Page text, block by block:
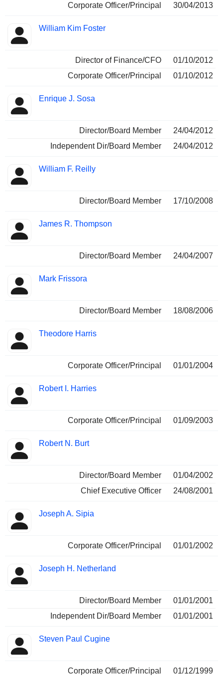
Corporate Officer/Principal 30/04/2013
William Kim Foster
Director of Finance/CFO
01/10/2012
Corporate Officer/Principal
01/10/2012
Enrique J. Sosa
Director/Board Member
24/04/2012
Independent Dir/Board Member
24/04/2012
William F. Reilly
Director/Board Member 17/10/2008
James R. Thompson
Director/Board Member 24/04/2007
Mark Frissora
Director/Board Member 18/08/2006
Theodore Harris
Corporate Officer/Principal 01/01/2004
Robert I. Harries
Corporate Officer/Principal 01/09/2003
Robert N. Burt
Director/Board Member
01/04/2002
Chief Executive Officer
24/08/2001
Joseph A. Sipia
Corporate Officer/Principal 01/01/2002
Joseph H. Netherland
Director/Board Member
01/01/2001
Independent Dir/Board Member
01/01/2001
Steven Paul Cugine
Corporate Officer/Principal 01/12/1999